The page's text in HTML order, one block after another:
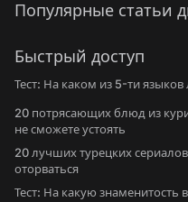
Популярные статьи
Быстрый доступ
Тест: На каком из 5-ти
20 потрясающих блюд из
не сможете устоять
20 лучших турецких
оторваться
Тест: На какую знаменитость